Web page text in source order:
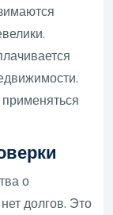
о
долгов. Это